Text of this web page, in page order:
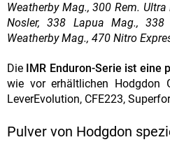
Weatherby Mag., 300 Rem.
Nosler, 338 Lapua Mag.,
Weatherby Mag., 470 Nitro
Die IMR Enduron-Serie ist eine
wie vor erhältlichen Hodgdon
LeverEvolution, CFE223,
Pulver von Hodgdon